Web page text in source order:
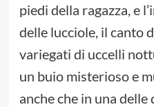
piedi della ragazza, e
delle lucciole, il canto
variegati di uccelli
un buio misterioso e
anche che in una delle